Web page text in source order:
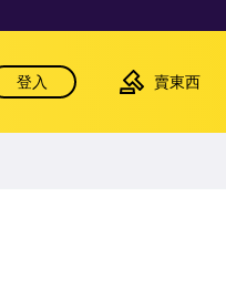
登入 賣東西